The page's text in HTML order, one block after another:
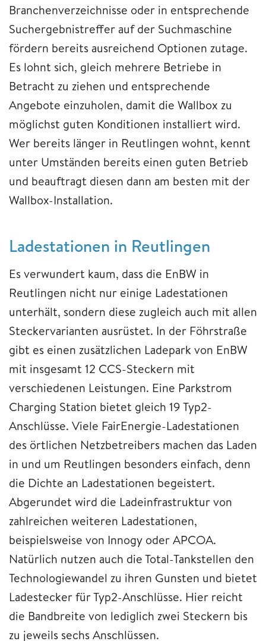
Branchenverzeichnisse oder in entsprechende
Suchergebnistreffer auf der Suchmaschine
fördern bereits ausreichend Optionen zutage.
Es lohnt sich, gleich mehrere Betriebe in
Betracht zu ziehen und entsprechende
Angebote einzuholen, damit die Wallbox zu
möglichst guten Konditionen installiert wird.
Wer bereits länger in Reutlingen wohnt, kennt
unter Umständen bereits einen guten Betrieb
und beauftragt diesen dann am besten mit der
Wallbox-Installation.
Ladestationen in Reutlingen
Es verwundert kaum, dass die EnBW in
Reutlingen nicht nur einige Ladestationen
unterhält, sondern diese zugleich auch mit allen
Steckervarianten ausrüstet. In der Föhrstraße
gibt es einen zusätzlichen Ladepark von EnBW
mit insgesamt 12 CCS-Steckern mit
verschiedenen Leistungen. Eine Parkstrom
Charging Station bietet gleich 19 Typ2-
Anschlüsse. Viele FairEnergie-Ladestationen
des örtlichen Netzbetreibers machen das Laden
in und um Reutlingen besonders einfach, denn
die Dichte an Ladestationen begeistert.
Abgerundet wird die Ladeinfrastruktur von
zahlreichen weiteren Ladestationen,
beispielsweise von Innogy oder APCOA.
Natürlich nutzen auch die Total-Tankstellen den
Technologiewandel zu ihren Gunsten und bietet
Ladestecker für Typ2-Anschlüsse. Hier reicht
die Bandbreite von lediglich zwei Steckern bis
zu jeweils sechs Anschlüssen.